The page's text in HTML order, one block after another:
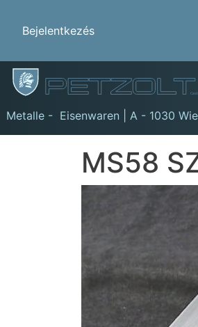
Benutzermenü
Bejelentkezés
Metalle - Eisenwaren | A - 1030
MS58